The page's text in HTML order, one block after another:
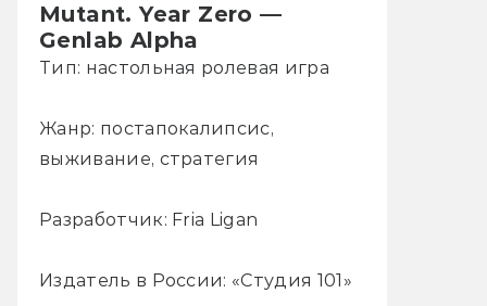
Mutant. Year Zero —
Genlab Alpha
Тип: настольная ролевая игра
Жанр: постапокалипсис,
выживание, стратегия
Разработчик: Fria Ligan
Издатель в России: «Студия 101»